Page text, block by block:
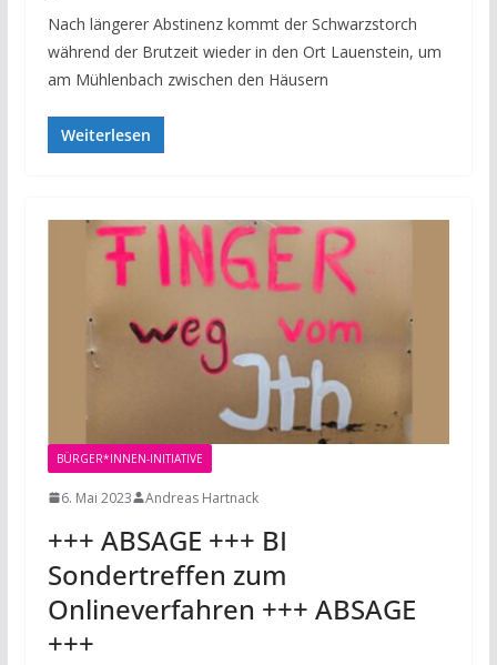
Nach längerer Abstinenz kommt der Schwarzstorch
während der Brutzeit wieder in den Ort Lauenstein, um
am Mühlenbach zwischen den Häusern
Weiterlesen
BÜRGER*INNEN-INITIATIVE
6. Mai 2023 Andreas Hartnack
+++ ABSAGE +++ BI
Sondertreffen zum
Onlineverfahren +++ ABSAGE
+++